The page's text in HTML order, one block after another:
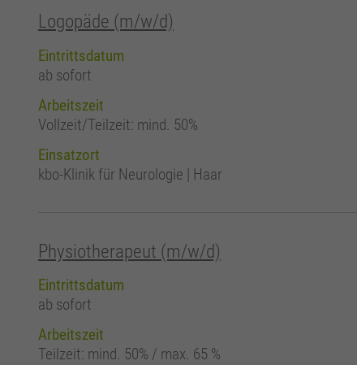
Logopäde (m/w/d)
Eintrittsdatum
ab sofort
Arbeitszeit
Vollzeit/Teilzeit: mind. 50%
Einsatzort
kbo-Klinik für Neurologie | Haar
Physiotherapeut (m/w/d)
Eintrittsdatum
ab sofort
Arbeitszeit
Teilzeit: mind. 50% / max. 65 %